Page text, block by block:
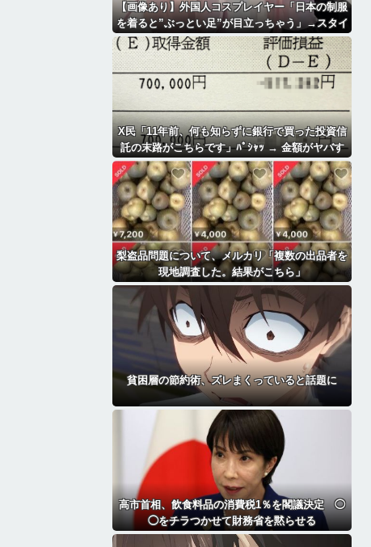
【画像あり】外国人コスプレイヤー「日本の制服
を着ると”ぶっとい足”が目立っちゃう」→スタイ
ルが最高すぎて2.1万いいね「太もも好きにはた
まらん」「いいべ」
X民「11年前、何も知らずに銀行で買った投資信
託の末路がこちらです」ﾊﾟｼｬｯ → 金額がヤバす
ぎるｗｗｗｗｗｗ
梨盗品問題について、メルカリ「複数の出品者を
現地調査した。結果がこちら」
貧困層の節約術、ズレまくっていると話題に
高市首相、飲食料品の消費税1％を閣議決定 ◯
◯をチラつかせて財務省を黙らせる